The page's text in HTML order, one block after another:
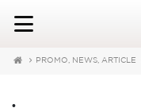
PROMO, NEWS, ARTICLE